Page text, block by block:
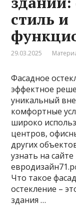
стиль и
29.03.2025
Фасадное
эффектное
уникальный
комфортные
широко
центров,
других
узнать на
Что такое
остекление –
здания …